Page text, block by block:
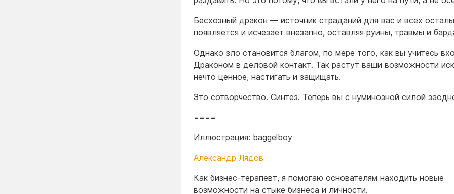
Бесхозный дракон — источник страданий для вас и всех
появляется и исчезает внезапно, оставляя руины, травмы и
Однако зло становится благом, по мере того, как вы учитесь
Драконом в деловой контакт. Так растут ваши возможности
нечто ценное, настигать и защищать.
Это сотворчество. Синтез. Теперь вы с нуминозной силой
====
Иллюстрация: baggelboy
Александр Лядов
Как бизнес-терапевт, я помогаю основателям находить новые
возможности на стыке бизнеса и личности.